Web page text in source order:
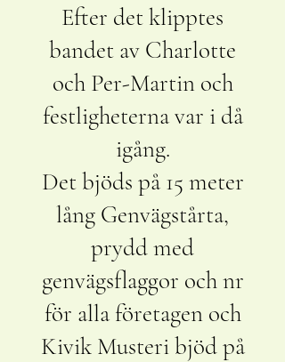
Efter det klipptes
bandet av Charlotte
och Per-Martin och
festligheterna var i då
igång.
Det bjöds på 15 meter
lång Genvägstårta,
prydd med
genvägsflaggor och nr
för alla företagen och
Kivik Musteri bjöd på